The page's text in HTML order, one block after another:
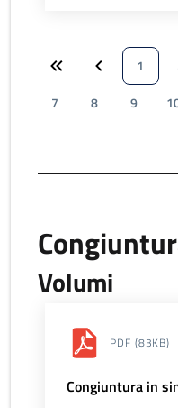
1
7
8 9
Volumi
PDF (83KB)
Congiuntura in